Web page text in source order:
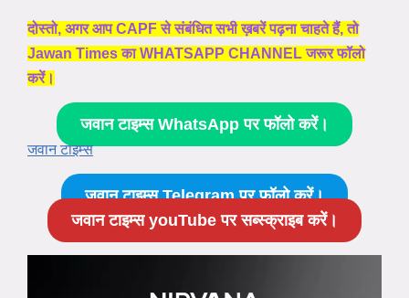
दोस्तो, अगर आप CAPF से संबंधित सभी ख़बरें पढ़ना चाहते हैं, तो
Jawan Times का WHATSAPP CHANNEL जरूर फॉलो
करें।
जवान टाइम्स WhatsApp पर फॉलो करें।
जवान टाइम्स
जवान टाइम्स Telegram पर फॉलो करें।
जवान टाइम्स youTube पर सब्स्क्राइब करें।